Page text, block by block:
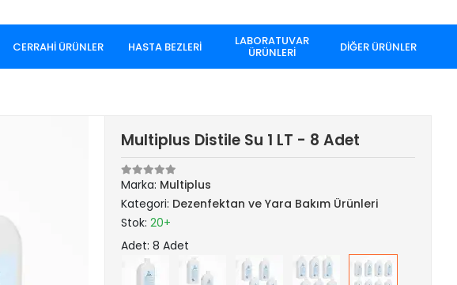
CERRAHİ ÜRÜNLER HASTA BEZLERİ LABORATUVAR
ÜRÜNLERİ DİĞER ÜRÜNLER
Multiplus Distile Su 1 LT - 8 Adet
Marka: Multiplus
Kategori: Dezenfektan ve Yara Bakım Ürünleri
Stok:20+
Adet: 8 Adet